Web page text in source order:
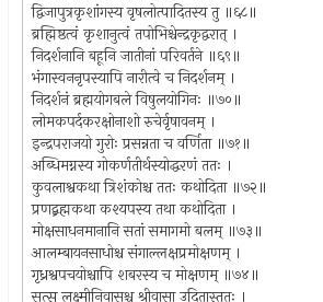
द्विजापुत्रकृशांगस्य वृषलोत्पादितस्य तु ॥६८॥
ब्रह्मिष्ठत्वं कृशानुत्वं तपोभिश्चेन्द्रकृद्वरात् ।
निदर्शनानि बहूनि जातीनां परिवर्तने ॥६९॥
भंगास्वननृपस्यापि नारीत्वे च निदर्शनम् ।
निदर्शनं ब्रह्मयोगबले विषुलयोगिनः ॥७०॥
लोमकपर्दकरक्षोनाशो रुचेर्वृषावनम् ।
इन्द्रपराजयो गुरोः प्रसन्नता च वर्णिता ॥७१॥
अब्धिमग्नस्य गोकर्णतीर्थस्योद्धरणं ततः ।
कुवलाश्वकथा त्रिशंकोश्च ततः कथोदिता ॥७२॥
प्रणद्ब्रह्मकथा कश्यपस्य तथा कथोदिता ।
मोक्षसाधनमानानि सतां समागमो बलम् ॥७३॥
आलम्बायनसाधोश्च संगाल्लक्षप्रमोक्षणम् ।
गृध्रश्वपचयोश्चापि शबरस्य च मोक्षणम् ॥७४॥
सत्सु लक्ष्मीनिवासश्च श्रीवासा उदितास्ततः ।